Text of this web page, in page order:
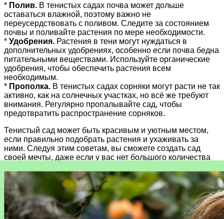
* Полив. В тенистых садах почва может дольше
оставаться влажной, поэтому важно не
переусердствовать с поливом. Следите за состоянием
почвы и поливайте растения по мере необходимости.
* Удобрения. Растения в тени могут нуждаться в
дополнительных удобрениях, особенно если почва бедна
питательными веществами. Используйте органические
удобрения, чтобы обеспечить растения всем
необходимым.
* Прополка. В тенистых садах сорняки могут расти не так
активно, как на солнечных участках, но всё же требуют
внимания. Регулярно пропалывайте сад, чтобы
предотвратить распространение сорняков.
Тенистый сад может быть красивым и уютным местом,
если правильно подобрать растения и ухаживать за
ними. Следуя этим советам, вы сможете создать сад
своей мечты, даже если у вас нет большого количества
Статьи